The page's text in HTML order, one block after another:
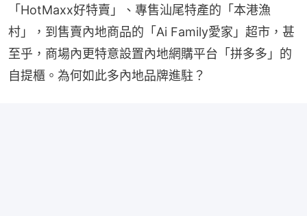
「HotMaxx好特賣」、專售汕尾特產的「本港漁
村」，到售賣內地商品的「Ai Family愛家」超市，甚
至乎，商場內更特意設置內地網購平台「拼多多」的
自提櫃。為何如此多內地品牌進駐？